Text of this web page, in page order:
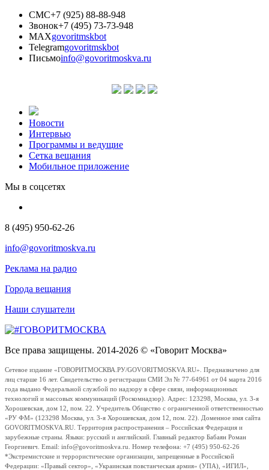
СМС+7 (925) 88-88-948
Звонок+7 (495) 73-73-948
MAXgovoritmskbot
Telegramgovoritmskbot
Письмоinfo@govoritmoskva.ru
Новости
Интервью
Программы и ведущие
Сетка вещания
Мобильное приложение
Мы в соцсетях
8 (495) 950-62-26
info@govoritmoskva.ru
Реклама на радио
Города вещания
Наши слушатели
Все права защищены. 2014-2026 © «Говорит Москва»
Сетевое издание «ГОВОРИТМОСКВА.РУ/GOVORITMOSKVA.RU». Предназначено для
лиц старше 16 лет. Свидетельство о регистрации СМИ Эл № 77-64961 от 04 марта 2016
года выдано Федеральной службой по надзору в сфере связи, информационных
технологий и массовых коммуникаций (Роскомнадзор). Адрес: 123298, Москва, ул. 3-я
Хорошевская, дом 12, пом. 22. Учредитель Общество с ограниченной ответственностью
«РУ ФМ» (123298 Москва, ул. 3-я Хорошевская, дом 12, пом. 22). Доменное имя сайта
GOVORITMOSKVA.RU. Территория распространения – Российская Федерация и
зарубежные страны. Языки: русский и английский. Главный редактор Бабаян Роман
Георгиевич. Email: info@govoritmoskva.ru. Номер телефона: +7 (495) 950-62-26
*Экстремистские и террористические организации, запрещенные в Российской
Федерации: «Правый сектор», «Украинская повстанческая армия» (УПА), «ИГИЛ»,